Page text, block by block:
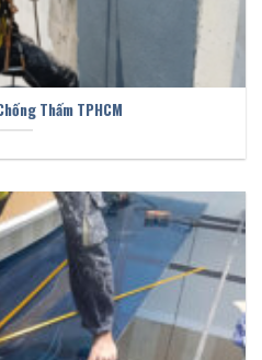
Thấm TPHCM